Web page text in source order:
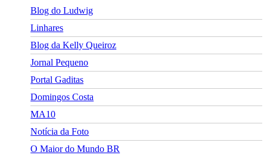
Blog do Ludwig
Linhares
Blog da Kelly Queiroz
Jornal Pequeno
Portal Gaditas
Domingos Costa
MA10
Notícia da Foto
O Maior do Mundo BR